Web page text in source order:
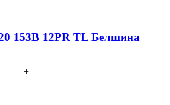
153B 12PR TL Белшина
+